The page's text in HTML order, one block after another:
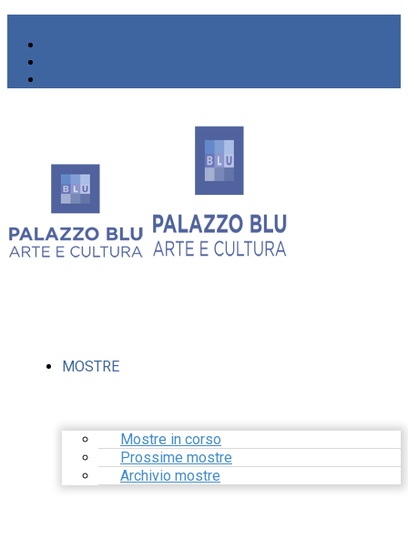
MOSTRE
Mostre in corso
Prossime mostre
Archivio mostre